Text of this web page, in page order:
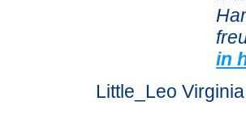
in
Little_Leo